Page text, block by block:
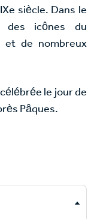
siècle. Dans le
des icônes du
et de nombreux
le jour de
Pâques.